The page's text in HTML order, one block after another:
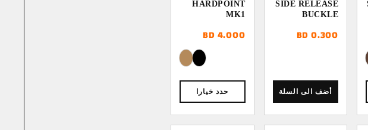
SIDE RELEASE
BUCKLE
0.300
BD
أضف الى السلة
HARDPOINT
MK1
4.000
BD
حدد خيارا